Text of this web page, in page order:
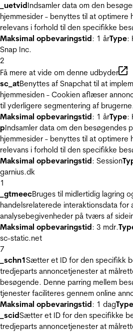
_uetvidIndsamler data om den
hjemmesider - benyttes til at optimere
relevans i forhold til den specifikke
Maksimal opbevaringstid: 1 årType:
Snap Inc.
2
Få mere at vide om denne udbyder
sc_atBenyttes af Snapchat til at
hjemmesiden - Cookien aflæser
til yderligere segmentering af
Maksimal opbevaringstid: 1 årType:
pIndsamler data om den besøgendes
hjemmesider - benyttes til at optimere
relevans i forhold til den specifikke
Maksimal opbevaringstid: Session
garnius.dk
1
_gtmeecBruges til midlertidig lagring
handelsrelaterede interaktionsdata for
analysebegivenheder på tværs af
Maksimal opbevaringstid: 3 mdr.
sc-static.net
7
_schn1Sætter et ID for den specifikk
tredjeparts annoncetjenester at
besøgende. Denne parring mellem
tjenester faciliteres gennem online
Maksimal opbevaringstid: 1 dagType
_scidSætter et ID for den specifikke
tredjeparts annoncetjenester at